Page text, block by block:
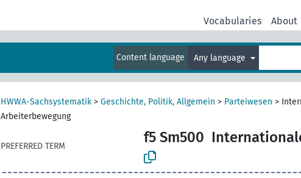
Vocabularies About
Content language Any language
HWWA-Sachsystematik > Geschichte, Politik, Allgemein > Parteiwesen >
Arbeiterbewegung
PREFERRED TERM
f5 Sm500